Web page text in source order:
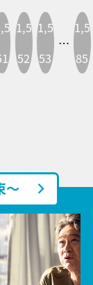
1,5
52
1,5
53
…
1,5
85
～